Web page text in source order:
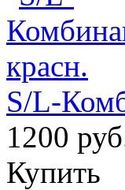
S/L-
1200
Купить